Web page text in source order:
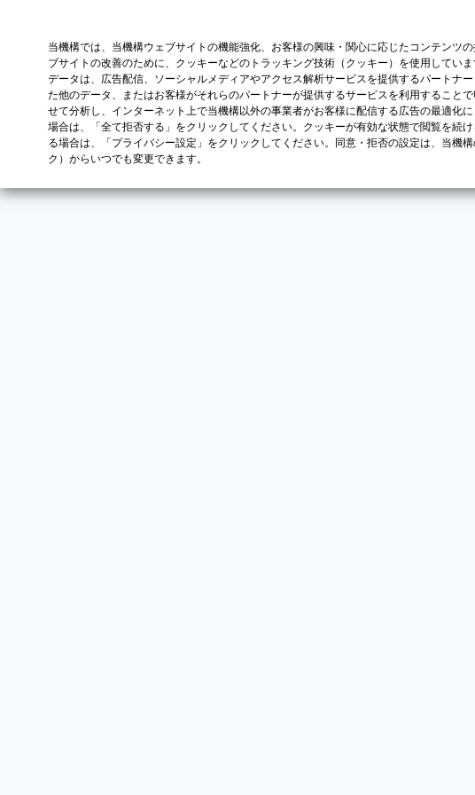
当機構では、当機構ウェブサイトの機能強化、お客様の興味・関心に応じたコンテンツ
ブサイトの改善のために、クッキーなどのトラッキング技術（クッキー）を使用してい
データは、広告配信、ソーシャルメディアやアクセス解析サービスを提供するパートナ
た他のデータ、またはお客様がそれらのパートナーが提供するサービスを利用すること
せて分析し、インターネット上で当機構以外の事業者がお客様に配信する広告の最適化
場合は、「全て拒否する」をクリックしてください。クッキーが有効な状態で閲覧を続
る場合は、「プライバシー設定」をクリックしてください。同意・拒否の設定は、当機構
ク）からいつでも変更できます。